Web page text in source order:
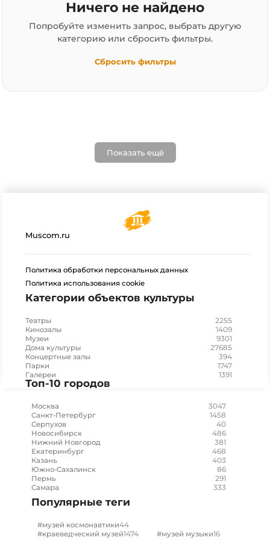
Ничего не найдено
Попробуйте изменить запрос, выбрать другую
категорию или сбросить фильтры.
Сбросить фильтры
Показать ещё
Muscom.ru
Политика обработки персональных данных
Политика использования cookie
Категории объектов культуры
Театры 2255
Кинозалы 1409
Музеи 9301
Дома культуры 27685
Концертные залы 394
Парки 1747
Галереи 1391
Топ-10 городов
Москва 3047
Санкт-Петербург 1458
Серпухов 40
Новосибирск 486
Нижний Новгород 381
Екатеринбург 468
Казань 403
Южно-Сахалинск 86
Пермь 291
Самара 333
Популярные теги
#музей космонавтики44
#краеведческий музей1474 #музей музыки16